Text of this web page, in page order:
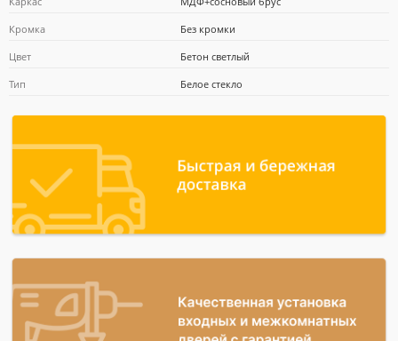
Кромка Без кромки
Цвет Бетон светлый
Тип Белое стекло